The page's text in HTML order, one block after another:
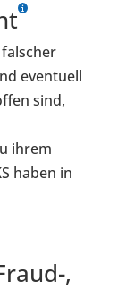
eventuell
sind,
ihrem
haben in
,